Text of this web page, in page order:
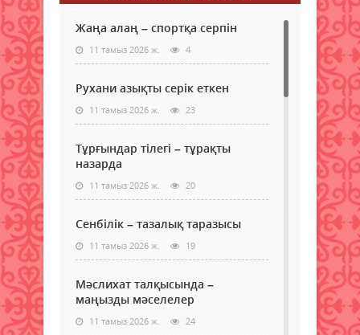
Жаңа алаң – спортқа серпін
11 тамыз 2026 ж. 4
Рухани азықты серік еткен
11 тамыз 2026 ж. 23
Тұрғындар тілегі – тұрақты
назарда
11 тамыз 2026 ж. 20
Сенбілік – тазалық таразысы
11 тамыз 2026 ж. 19
Мәслихат талқысында –
маңызды мәселелер
11 тамыз 2026 ж. 24